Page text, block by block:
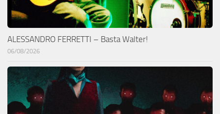
ALESSANDRO FERRETTI – Basta Walter!
06/08/2026